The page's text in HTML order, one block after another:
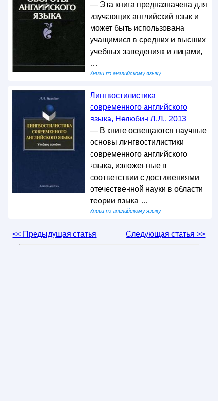
— Эта книга предназначена для
изучающих английский язык и
может быть использована
учащимися в средних и высших
учебных заведениях и лицами,
…
Книги по английскому языку
Лингвостилистика
современного английского
языка, Нелюбин Л.Л., 2013
— В книге освещаются научные
основы лингвостилистики
современного английского
языка, изложенные в
соответствии с достижениями
отечественной науки в области
теории языка …
Книги по английскому языку
<< Предыдущая статья Следующая статья >>